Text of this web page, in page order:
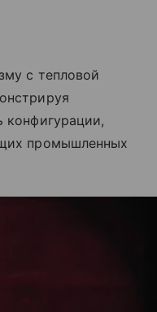
с тепловой
конфигурации,
промышленных